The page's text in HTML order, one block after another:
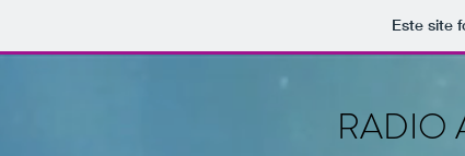
Este site
RADIO